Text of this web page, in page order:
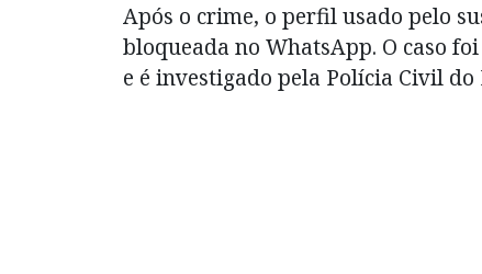
Após o crime, o perfil usado pelo
bloqueada no WhatsApp. O caso
e é investigado pela Polícia Civil